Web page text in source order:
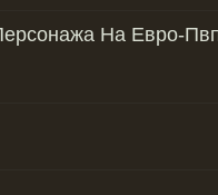
На Евро-